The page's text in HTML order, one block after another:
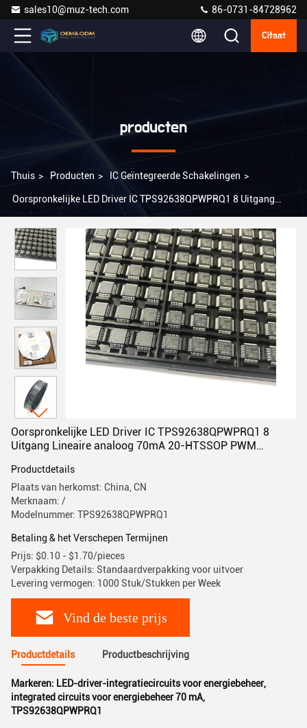
sales10@muz-tech.com 86-0731-84728962
Citaat
producten
Thuis > Producten > IC Geïntegreerde Schakelingen >
Oorspronkelijke LED Driver IC TPS92638QPWPRQ1 8 Uitgang
Oorspronkelijke LED Driver IC TPS92638QPWPRQ1 8
Uitgang Lineaire analoog 70mA 20-HTSSOP PWM
Productdetails
Plaats van herkomst: China, CN
Merknaam: /
Modelnummer: TPS92638QPWPRQ1
Betaling & het Verschepen Termijnen
Prijs: $0.10 - $1.70/pieces
Verpakking Details: Standaardverpakking voor uitvoer
Levering vermogen: 1000 Stuk/Stukken per Week
Vind de beste prijs
Productdetails Productbeschrijving
Markeren: LED-driver-integratiecircuits voor energiebeheer,
integrated circuits voor energiebeheer 70 mA,
TPS92638QPWPRQ1